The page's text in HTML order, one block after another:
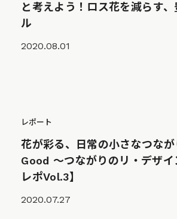
と考えよう！ロス花を減らす
ル
2020.08.01
レポート
花が彩る、日常の小さなつな
Good 〜つながりのリ・デザ
レポVol.3】
2020.07.27